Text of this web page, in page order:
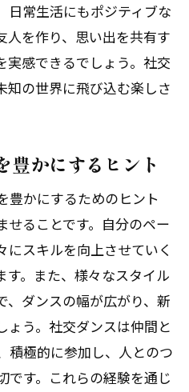
日常生活にもポジティブな
人を作り、思い出を共有す
実感できるでしょう。社交
知の世界に飛び込む楽しさ
豊かにするヒント
豊かにするためのヒント
せることです。自分のペー
にスキルを向上させていく
す。また、様々なスタイル
、ダンスの幅が広がり、新
ょう。社交ダンスは仲間と
積極的に参加し、人とのつ
です。これらの経験を通じ